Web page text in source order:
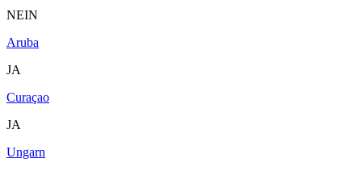
NEIN
Aruba
JA
Curaçao
JA
Ungarn